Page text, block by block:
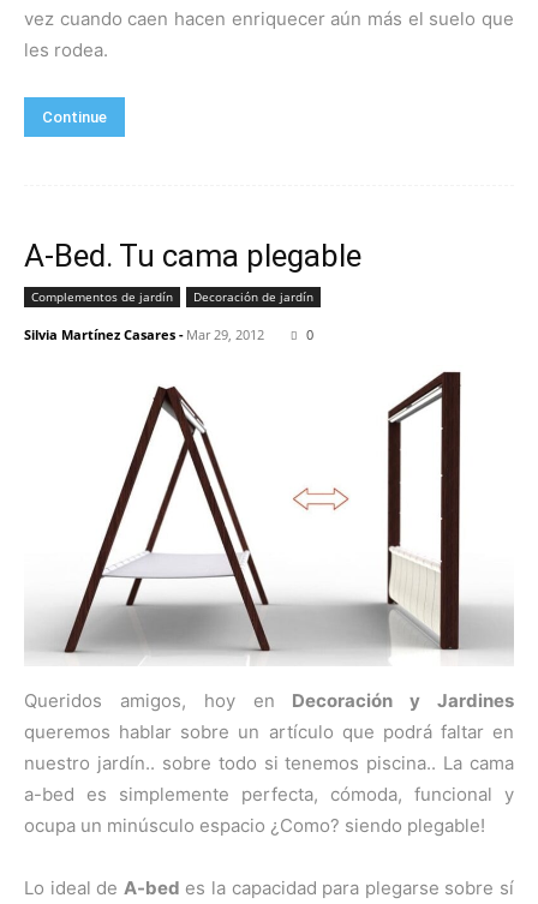
vez cuando caen hacen enriquecer aún más el suelo que
les rodea.
Continue
A-Bed. Tu cama plegable
Complementos de jardín Decoración de jardín
Silvia Martínez Casares - Mar 29, 2012 0
Queridos amigos, hoy en Decoración y Jardines
queremos hablar sobre un artículo que podrá faltar en
nuestro jardín.. sobre todo si tenemos piscina.. La cama
a-bed es simplemente perfecta, cómoda, funcional y
ocupa un minúsculo espacio ¿Como? siendo plegable!
Lo ideal de A-bed es la capacidad para plegarse sobre sí